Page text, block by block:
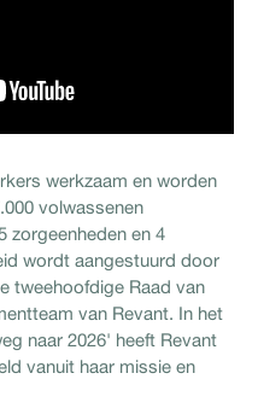
werkzaam en worden
volwassenen
zorgeenheden en 4
wordt aangestuurd door
tweehoofdige Raad van
van Revant. In het
naar 2026' heeft Revant
vanuit haar missie en